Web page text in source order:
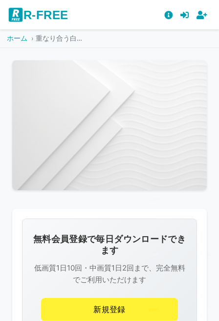
R-FREE
ホーム 重なり合う白い面と波模様の抽象背景
像
は
R-
FREE
作
無料会員登録で毎日ダウンロードでき
ます
低画質1日10回・中画質1日2回まで、完全無料
でご利用いただけます
新規登録